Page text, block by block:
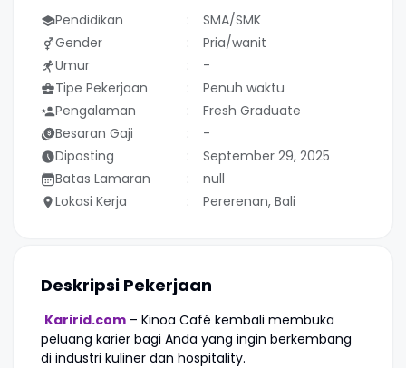
Pendidikan
SMA/SMK
Gender
Pria/wanit
Umur
-
Tipe Pekerjaan
Penuh waktu
Pengalaman
Fresh Graduate
Besaran Gaji
-
Diposting
September 29, 2025
Batas Lamaran
null
Lokasi Kerja
Pererenan, Bali
Deskripsi Pekerjaan
Karirid.com – Kinoa Café kembali membuka
peluang karier bagi Anda yang ingin berkembang
di industri kuliner dan hospitality.